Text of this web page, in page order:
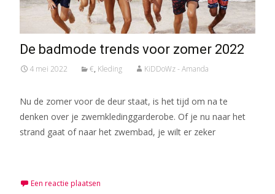
De badmode trends voor zomer 2022
4 mei 2022 €, Kleding KiDDoWz - Amanda
Nu de zomer voor de deur staat, is het tijd om na te
denken over je zwemkledinggarderobe. Of je nu naar het
strand gaat of naar het zwembad, je wilt er zeker
Een reactie plaatsen